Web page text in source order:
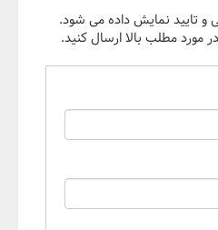
تایید نمایش داده می شود.
مورد مطلب بالا ارسال کنید.